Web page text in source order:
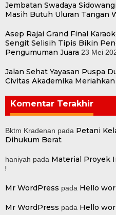
Jembatan Swadaya
Masih Butuh Uluran Tangan
Asep Rajai Grand Final
Sengit Selisih Tipis Bikin
Pengumuman Juara 23 Mei
Jalan Sehat Yayasan Puspa
Civitas Akademika Meriahkan
Komentar Terakhir
Bktm Kradenan pada Petani
Dihukum Berat
haniyah pada Material Proyek
!
Mr WordPress pada Hello
Mr WordPress pada Hello